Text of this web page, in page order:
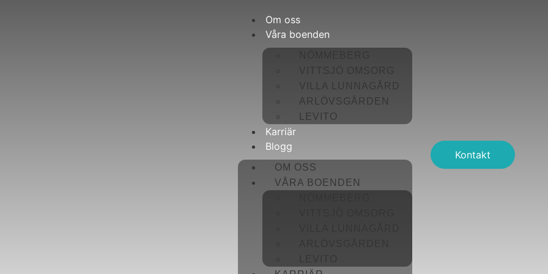
Om oss
Våra boenden
VILLA LUNNAGÅRD
ARLÖVSGÅRDEN
LEVITO
Karriär
Blogg
OM OSS
VÅRA BOENDEN
Kontakt